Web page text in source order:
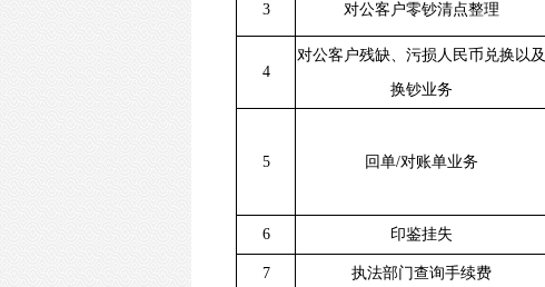
3 对公客户零钞清点整理
4
对公客户残缺、污损人民币兑换以及
换钞业务
5 回单/对账单业务
6 印鉴挂失
7 执法部门查询手续费